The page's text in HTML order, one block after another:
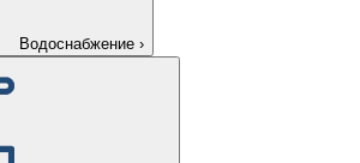
Водоснабжение ›